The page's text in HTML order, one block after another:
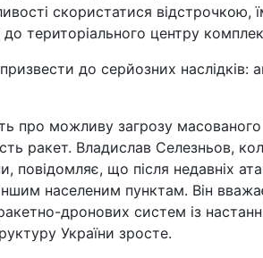
скористатися відстрочкою,
територіального центру
до серйозних наслідків:
про можливу загрозу масованого
ракет. Владислав Селезньов,
повідомляє, що після недавніх
населеним пунктам. Він
дронових систем із
України зросте.